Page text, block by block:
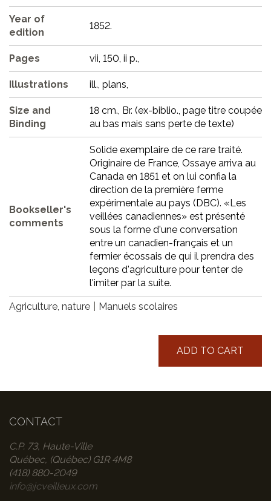
Year of
edition
1852.
Pages vii, 150, ii p.,
Illustrations ill., plans,
Size and
Binding
18 cm., Br. (ex-biblio., page titre coupée
au bas mais sans perte de texte)
Bookseller's
comments
Solide exemplaire de ce rare traité.
Originaire de France, Ossaye arriva au
Canada en 1851 et on lui confia la
direction de la première ferme
expérimentale au pays (DBC). «Les
veillées canadiennes» est présenté
sous la forme d'une conversation
entre un canadien-français et un
fermier écossais de qui il prendra des
leçons d'agriculture pour tenter de
l'imiter par la suite.
Agriculture, nature Manuels scolaires
ADD TO CART
CONTACT
C.P. 73, Haute-Ville
Québec, (Québec) G1R 4M8
(418) 880-2049
info@jcveilleux.com